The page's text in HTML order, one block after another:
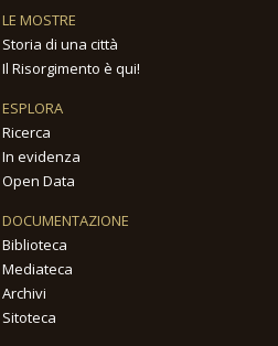
LE MOSTRE
Storia di una città
Il Risorgimento è qui!
ESPLORA
Ricerca
In evidenza
Open Data
DOCUMENTAZIONE
Biblioteca
Mediateca
Archivi
Sitoteca